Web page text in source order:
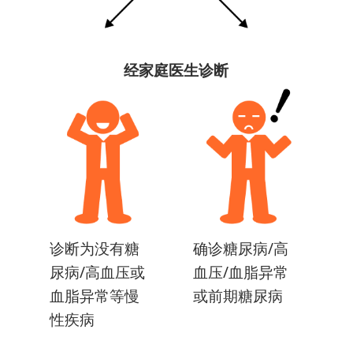
经家庭医生诊断
诊断为没有糖
尿病/高血压或
血脂异常等慢
性疾病
确诊糖尿病/高
血压/血脂异常
或前期糖尿病